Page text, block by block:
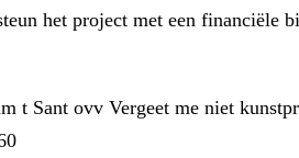
het project met een financiële
t Sant ovv Vergeet me niet